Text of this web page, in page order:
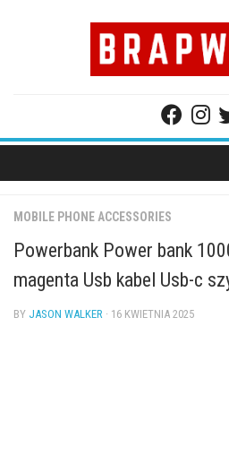
MOBILE PHONE ACCESSORIES
Powerbank Power bank
magenta Usb kabel Usb-c
BY JASON WALKER · 16 KWIETNIA 2025